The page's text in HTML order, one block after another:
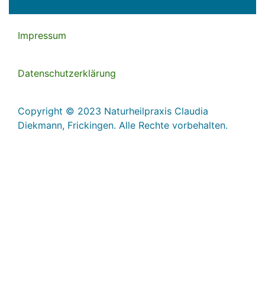
Impressum
Datenschutzerklärung
Copyright © 2023 Naturheilpraxis Claudia
Diekmann, Frickingen. Alle Rechte vorbehalten.